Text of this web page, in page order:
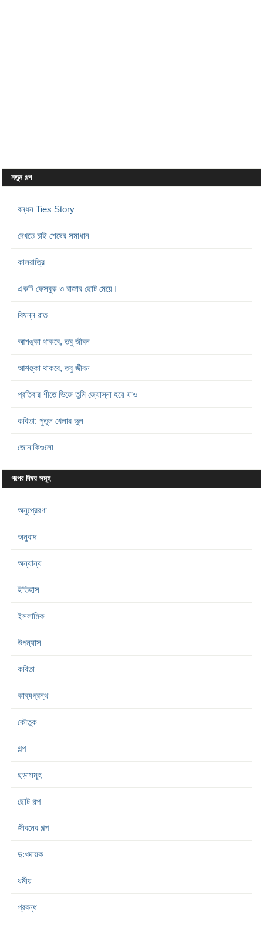
নতুন গল্প
বন্ধন Ties Story
দেখতে চাই শেষের সমাধান
কালরাত্রি
একটি ফেসবুক ও রাজার ছোট মেয়ে।
বিষন্ন রাত
আশঙ্কা থাকবে, তবু জীবন
আশঙ্কা থাকবে, তবু জীবন
প্রতিবার শীতে ভিজে তুমি জ্যোস্না হয়ে যাও
কবিতা: পুতুল খেলার ভুল
জোনাকিগুলো
গল্পের বিষয় সমূহ
অনুপ্রেরণা
অনুবাদ
অন্যান্য
ইতিহাস
ইসলামিক
উপন্যাস
কবিতা
কাব্যগ্রন্থ
কৌতুক
গল্প
ছড়াসমূহ
ছোট গল্প
জীবনের গল্প
দু:খদায়ক
ধর্মীয়
প্রবন্ধ